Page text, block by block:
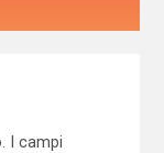
I campi